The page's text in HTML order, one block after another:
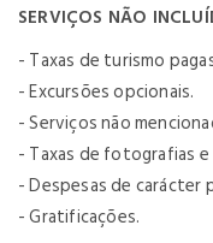
SERVIÇOS NÃO
- Taxas de turismo
- Excursões opcionais.
- Serviços não
- Taxas de fotografias e
- Despesas de carácter
- Gratificações.